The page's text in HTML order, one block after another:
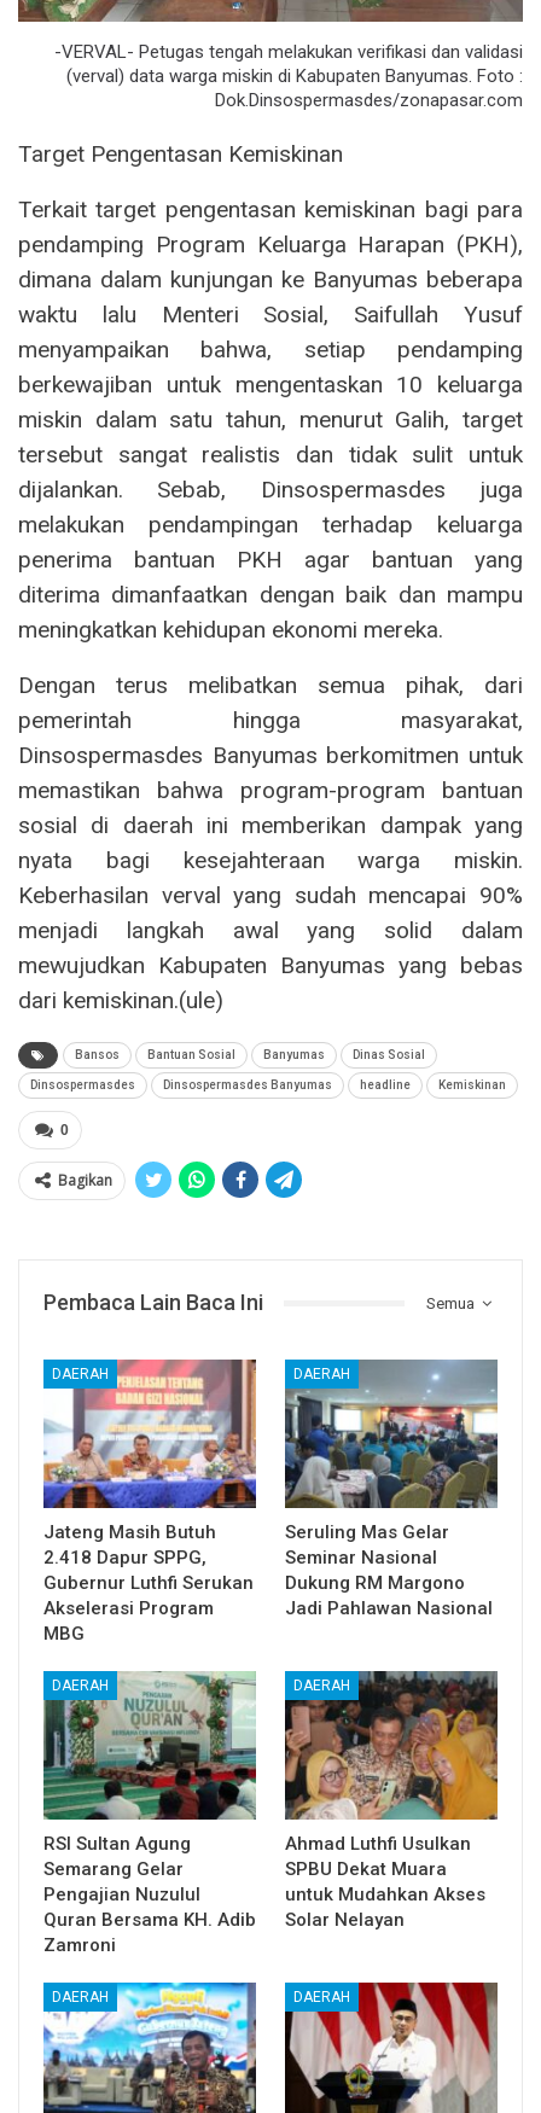
-VERVAL- Petugas tengah melakukan verifikasi dan validasi
(verval) data warga miskin di Kabupaten Banyumas. Foto :
Dok.Dinsospermasdes/zonapasar.com
Target Pengentasan Kemiskinan
Terkait target pengentasan kemiskinan bagi para
pendamping Program Keluarga Harapan (PKH),
dimana dalam kunjungan ke Banyumas beberapa
waktu lalu Menteri Sosial, Saifullah Yusuf
menyampaikan bahwa, setiap pendamping
berkewajiban untuk mengentaskan 10 keluarga
miskin dalam satu tahun, menurut Galih, target
tersebut sangat realistis dan tidak sulit untuk
dijalankan. Sebab, Dinsospermasdes juga
melakukan pendampingan terhadap keluarga
penerima bantuan PKH agar bantuan yang
diterima dimanfaatkan dengan baik dan mampu
meningkatkan kehidupan ekonomi mereka.
Dengan terus melibatkan semua pihak, dari
pemerintah hingga masyarakat,
Dinsospermasdes Banyumas berkomitmen untuk
memastikan bahwa program-program bantuan
sosial di daerah ini memberikan dampak yang
nyata bagi kesejahteraan warga miskin.
Keberhasilan verval yang sudah mencapai 90%
menjadi langkah awal yang solid dalam
mewujudkan Kabupaten Banyumas yang bebas
dari kemiskinan.(ule)
Bansos Bantuan Sosial Banyumas Dinas Sosial
Dinsospermasdes Dinsospermasdes Banyumas headline Kemiskinan
0
Bagikan
Semua
Pembaca Lain Baca Ini
DAERAH
Jateng Masih Butuh
2.418 Dapur SPPG,
Gubernur Luthfi Serukan
Akselerasi Program
MBG
DAERAH
Seruling Mas Gelar
Seminar Nasional
Dukung RM Margono
Jadi Pahlawan Nasional
DAERAH
RSI Sultan Agung
Semarang Gelar
Pengajian Nuzulul
Quran Bersama KH. Adib
Zamroni
DAERAH
Ahmad Luthfi Usulkan
SPBU Dekat Muara
untuk Mudahkan Akses
Solar Nelayan
DAERAH DAERAH